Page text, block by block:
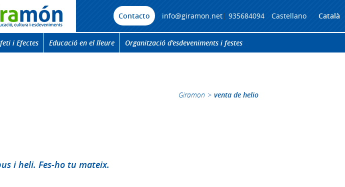
Contacto info@giramon.net| 935684094 Castellano Català
i Efectes Educació en el lleure Organització d’esdeveniments i festes
Giramon > venta de helio
i heli. Fes-ho tu mateix.